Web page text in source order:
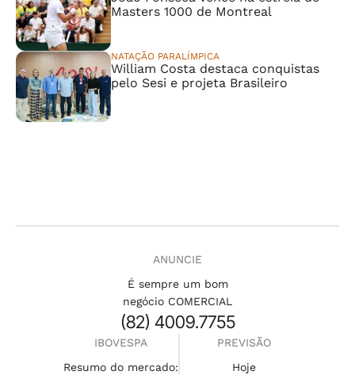
Masters 1000 de Montreal
NATAÇÃO PARALÍMPICA
William Costa destaca conquistas
pelo Sesi e projeta Brasileiro
ANUNCIE
É sempre um bom
negócio COMERCIAL
(82) 4009.7755
IBOVESPA
Resumo do mercado:
PREVISÃO
Hoje